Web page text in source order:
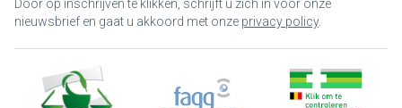
Door op inschrijven te klikken, schrijft u zich in voor onze
nieuwsbrief en gaat u akkoord met onze privacy policy.